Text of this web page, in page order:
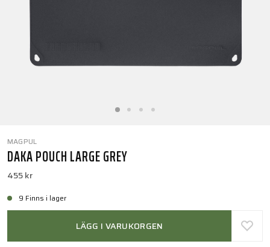
MAGPUL
DAKA POUCH LARGE GREY
455 kr
9 Finns i lager
LÄGG I VARUKORGEN